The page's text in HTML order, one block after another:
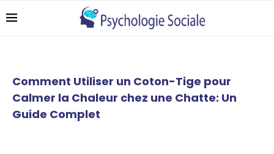
Comment Utiliser un Coton-Tige pour
Calmer la Chaleur chez une Chatte: Un
Guide Complet